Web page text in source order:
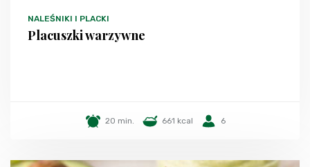
NALEŚNIKI I PLACKI
Placuszki warzywne
20 min. 661 kcal 6